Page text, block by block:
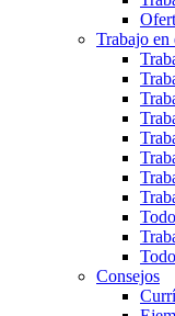
Trabajo en
Consejos